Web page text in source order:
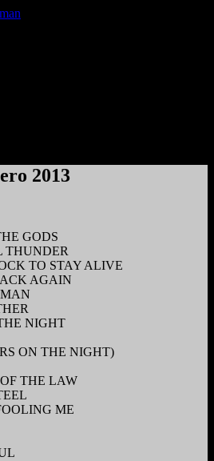
2013
GODS
THUNDER
TO STAY ALIVE
AGAIN
NIGHT
ON THE NIGHT)
THE LAW
ME